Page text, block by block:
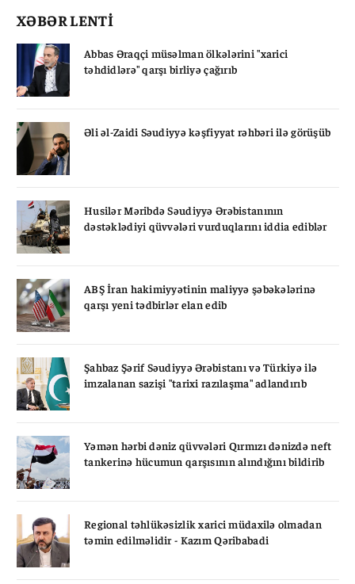
XƏBƏR LENTİ
Abbas Əraqçi müsəlman ölkələrini "xarici
təhdidlərə" qarşı birliyə çağırıb
Əli əl-Zaidi Səudiyyə kəşfiyyat rəhbəri ilə görüşüb
Husilər Məribdə Səudiyyə Ərəbistanının
dəstəklədiyi qüvvələri vurduqlarını iddia ediblər
ABŞ İran hakimiyyətinin maliyyə şəbəkələrinə
qarşı yeni tədbirlər elan edib
Şahbaz Şərif Səudiyyə Ərəbistanı və Türkiyə ilə
imzalanan sazişi "tarixi razılaşma" adlandırıb
Yəmən hərbi dəniz qüvvələri Qırmızı dənizdə neft
tankerinə hücumun qarşısının alındığını bildirib
Regional təhlükəsizlik xarici müdaxilə olmadan
təmin edilməlidir - Kazım Qəribabadi